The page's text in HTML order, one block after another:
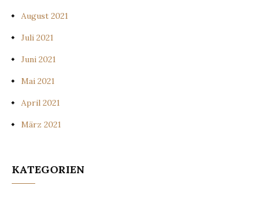
August 2021
Juli 2021
Juni 2021
Mai 2021
April 2021
März 2021
KATEGORIEN